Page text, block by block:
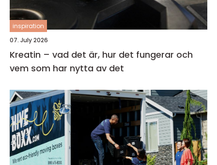
inspiration
07. July 2026
Kreatin – vad det är, hur det fungerar och
vem som har nytta av det